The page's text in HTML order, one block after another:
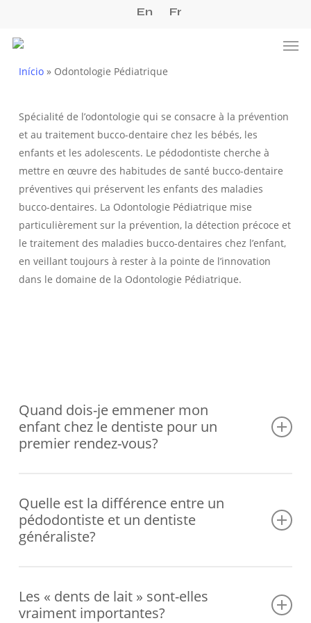
main
En Fr
Início» Odontologie Pédiatrique
Spécialité de l’odontologie qui se consacre à la prévention
et au traitement bucco-dentaire chez les bébés, les
enfants et les adolescents. Le pédodontiste cherche à
mettre en œuvre des habitudes de santé bucco-dentaire
préventives qui préservent les enfants des maladies
bucco-dentaires. La Odontologie Pédiatrique mise
particulièrement sur la prévention, la détection précoce et
le traitement des maladies bucco-dentaires chez l’enfant,
en veillant toujours à rester à la pointe de l’innovation
dans le domaine de la Odontologie Pédiatrique.
Quand dois-je emmener mon
enfant chez le dentiste pour un
premier rendez-vous?
emmener votre enfant chez un pédodontiste dès la
poussée de sa première dent, ou au moins avant qu’il
n’atteigne l’âge d’un an.
Quelle est la différence entre un
pédodontiste et un dentiste
généraliste?
dentaire. Le pédodontiste se spécialise pendant deux ou
trois ans après l’obtention de son diplôme et limite son
Les « dents de lait » sont-elles
vraiment importantes?